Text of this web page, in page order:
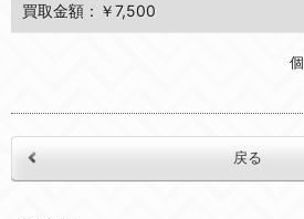
買取金額：￥7,500